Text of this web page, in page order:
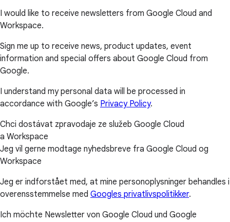
I would like to receive newsletters from Google Cloud and
Workspace.
Sign me up to receive news, product updates, event
information and special offers about Google Cloud from
Google.
I understand my personal data will be processed in
accordance with Google’s Privacy Policy.
Chci dostávat zpravodaje ze služeb Google Cloud
a Workspace
Jeg vil gerne modtage nyhedsbreve fra Google Cloud og
Workspace
Jeg er indforstået med, at mine personoplysninger behandles i
overensstemmelse med Googles privatlivspolitikker.
Ich möchte Newsletter von Google Cloud und Google